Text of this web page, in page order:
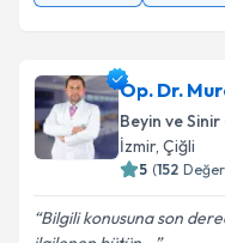
Op. Dr.
Beyin ve
İzmir, Çiğli
5 (152
Bilgili konusuna son